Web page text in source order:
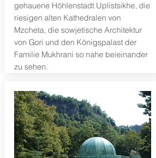
gehauene Höhlenstadt Uplistsikhe, die
riesigen alten Kathedralen von
Mzcheta, die sowjetische Architektur
von Gori und den Königspalast der
Familie Mukhrani so nahe beieinander
zu sehen.